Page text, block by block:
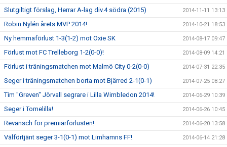
Slutgiltigt förslag, Herrar A-lag div.4 södra (2015) 2014-11-11 13:13
Robin Nylén årets MVP 2014! 2014-10-21 18:53
Ny hemmaförlust 1-3(1-2) mot Oxie SK 2014-08-17 09:47
Förlust mot FC Trelleborg 1-2(0-0)! 2014-08-09 14:21
Förlust i träningsmatchen mot Malmö City 0-2(0-0) 2014-07-31 22:35
Seger i träningsmatchen borta mot Bjärred 2-1(0-1) 2014-07-25 08:27
Tim "Greven" Jörvall segrare i Lilla Wimbledon 2014! 2014-06-29 10:39
Seger i Tomelilla! 2014-06-26 10:45
Revansch för premiärförlusten! 2014-06-20 13:58
Välförtjänt seger 3-1(0-1) mot Limhamns FF! 2014-06-14 21:28